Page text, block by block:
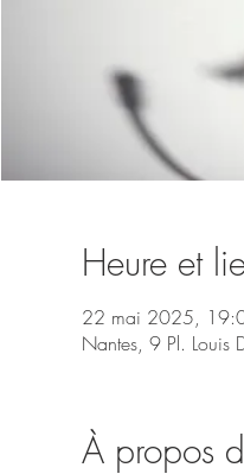
Heure et
22 mai 2025,
Nantes, 9 Pl. Louis
À propos